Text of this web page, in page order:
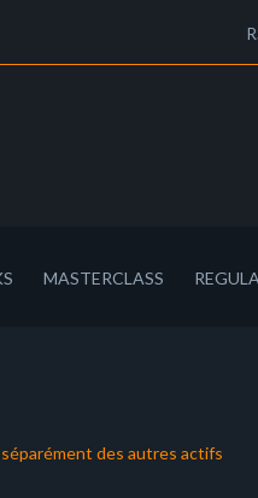
MASTERCLASS
des autres actifs